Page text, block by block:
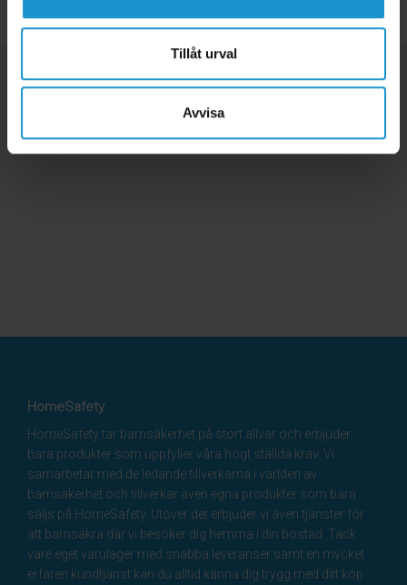
Tillåt urval
Avvisa
HomeSafety
HomeSafety tar barnsäkerhet på stort allvar och erbjuder
bara produkter som uppfyller våra högt ställda krav. Vi
samarbetar med de ledande tillverkarna i världen av
barnsäkerhet och tillverkar även egna produkter som bara
säljs på HomeSafety. Utöver det erbjuder vi även tjänster för
att barnsäkra där vi besöker dig hemma i din bostad. Tack
vare eget varulager med snabba leveranser samt en mycket
erfaren kundtjänst kan du alltid känna dig trygg med ditt köp